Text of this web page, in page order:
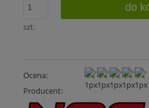
szt.
do
Ocena:
Producent: